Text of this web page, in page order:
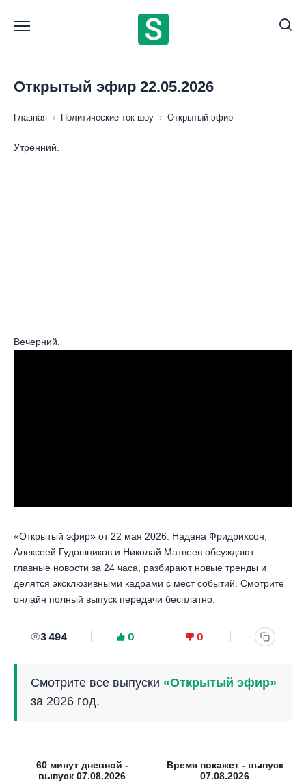
содержанию
Открытый эфир 22.05.2026
Главная › Политические ток-шоу › Открытый эфир
Утренний.
Вечерний.
«Открытый эфир» от 22 мая 2026. Надана Фридрихсон,
Алексеей Гудошников и Николай Матвеев обсуждают
главные новости за 24 часа, разбирают новые тренды и
делятся эксклюзивными кадрами с мест событий. Смотрите
онлайн полный выпуск передачи бесплатно.
3 494 0 0
Смотрите все выпуски «Открытый эфир»
за 2026 год.
60 минут дневной -
выпуск 07.08.2026
Время покажет - выпуск
07.08.2026